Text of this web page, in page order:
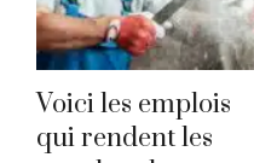
Voici les emplois
qui rendent les